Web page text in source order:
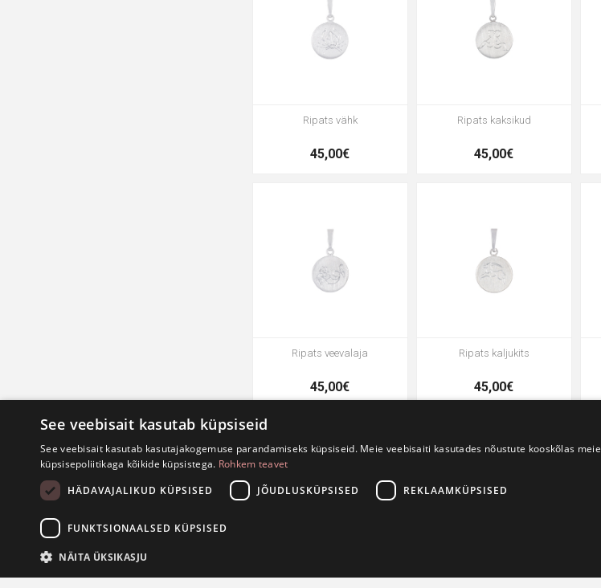
Ripats vähk
45,00€
Ripats kaksikud
45,00€
Ripats veevalaja
45,00€
Ripats kaljukits
45,00€
See veebisait kasutab küpsiseid
See veebisait kasutab kasutajakogemuse parandamiseks küpsiseid. Meie veebisaiti kasutades nõustute kooskõlas meie
küpsisepoliitikaga kõikide küpsistega. Rohkem teavet
HÄDAVAJALIKUD KÜPSISED
JÕUDLUSKÜPSISED REKLAAMKÜPSISED
FUNKTSIONAALSED KÜPSISED
NÄITA ÜKSIKASJU